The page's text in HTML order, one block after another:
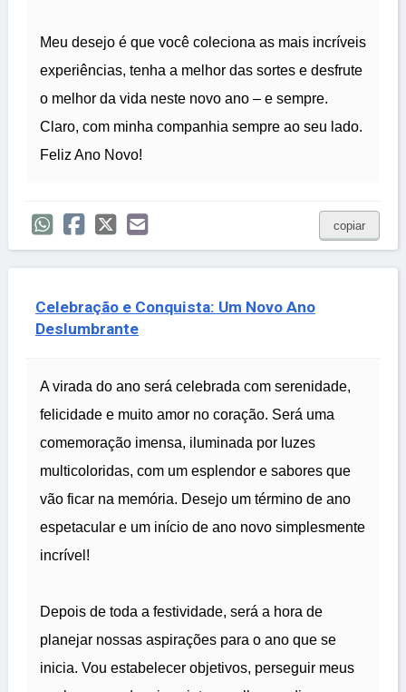
Meu desejo é que você coleciona as mais incríveis
experiências, tenha a melhor das sortes e desfrute
o melhor da vida neste novo ano – e sempre.
Claro, com minha companhia sempre ao seu lado.
Feliz Ano Novo!
copiar
Celebração e Conquista: Um Novo Ano
Deslumbrante
A virada do ano será celebrada com serenidade,
felicidade e muito amor no coração. Será uma
comemoração imensa, iluminada por luzes
multicoloridas, com um esplendor e sabores que
vão ficar na memória. Desejo um término de ano
espetacular e um início de ano novo simplesmente
incrível!
Depois de toda a festividade, será a hora de
planejar nossas aspirações para o ano que se
inicia. Vou estabelecer objetivos, perseguir meus